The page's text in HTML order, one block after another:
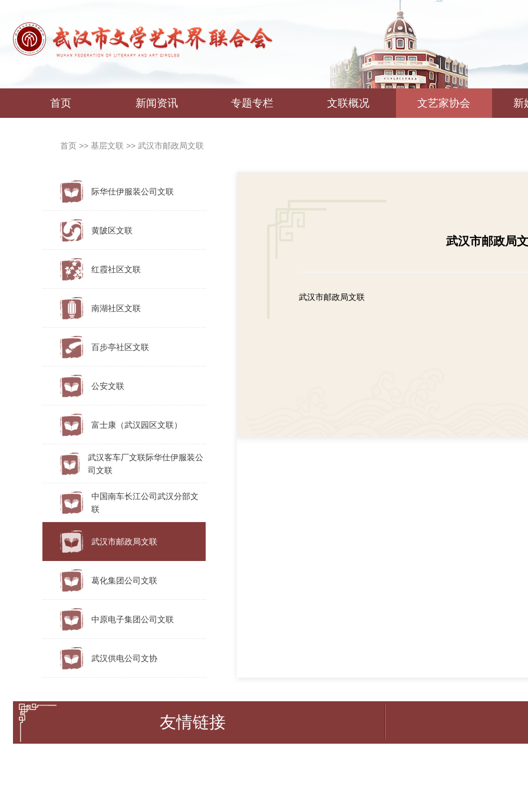
首页 新闻资讯 专题专栏 文联概况 文艺家协会 新
首页 >> 基层文联 >> 武汉市邮政局文联
际华仕伊服装公司文联
黄陂区文联
红霞社区文联
南湖社区文联
百步亭社区文联
公安文联
富士康（武汉园区文联）
武汉客车厂文联际华仕伊服装公
司文联
中国南车长江公司武汉分部文
联
武汉市邮政局文联
葛化集团公司文联
中原电子集团公司文联
武汉供电公司文协
武汉市邮政局
武汉市邮政局文联
友情链接